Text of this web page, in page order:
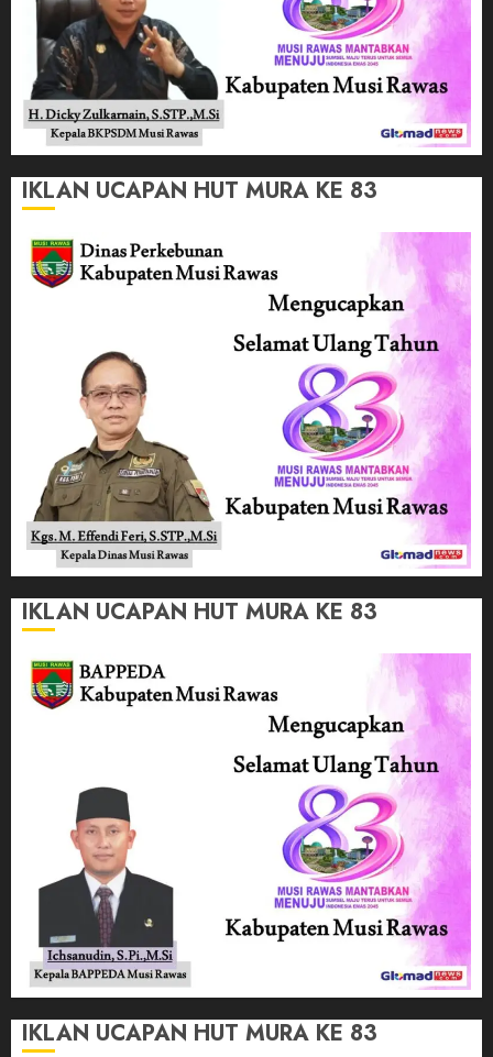
IKLAN UCAPAN HUT MURA KE 83
IKLAN UCAPAN HUT MURA KE 83
IKLAN UCAPAN HUT MURA KE 83